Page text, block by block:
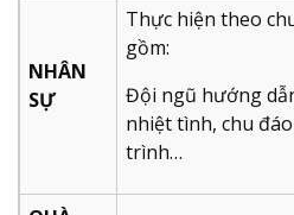
NHÂN
SỰ
Thực hiện theo
gồm:
Đội ngũ hướng
nhiệt tình, chu
trình…